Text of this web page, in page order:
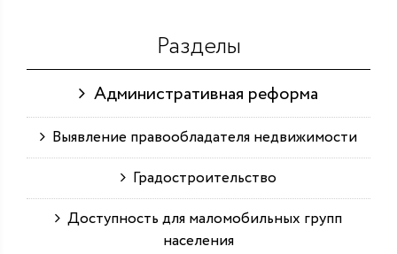
Разделы
Административная реформа
Выявление правообладателя недвижимости
Градостроительство
Доступность для маломобильных групп
населения